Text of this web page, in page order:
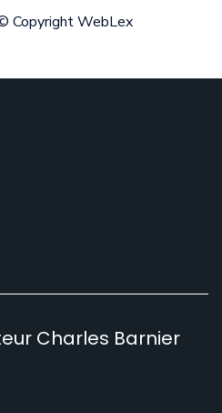
Copyright WebLex
Charles Barnier